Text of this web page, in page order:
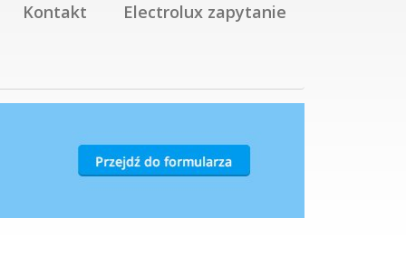
Kontakt Electrolux zapytanie